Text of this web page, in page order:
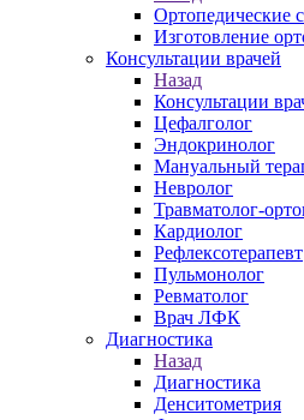
Ортопедические
Изготовление
Консультации врачей
Назад
Консультации
Цефалголог
Эндокринолог
Мануальный
Невролог
Травматолог-
Кардиолог
Рефлексотерапевт
Пульмонолог
Ревматолог
Врач ЛФК
Диагностика
Назад
Диагностика
Денситометрия